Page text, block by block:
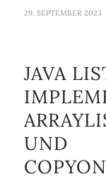
29. SEPTEMBER 2023
JAVA
UND